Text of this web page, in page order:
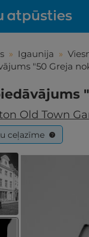
» Igaunija »
"50 Greja
Old Town
ceļazīme ?